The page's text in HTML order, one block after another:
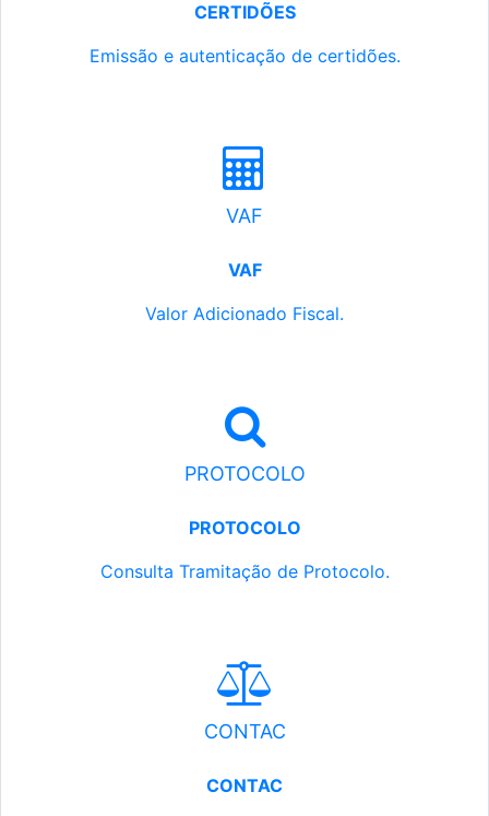
CERTIDÕES
Emissão e autenticação de certidões.
VAF
VAF
Valor Adicionado Fiscal.
PROTOCOLO
PROTOCOLO
Consulta Tramitação de Protocolo.
CONTAC
CONTAC